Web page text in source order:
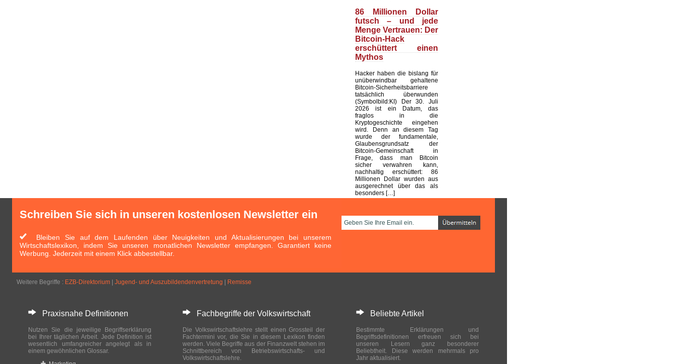
86 Millionen Dollar
futsch – und jede
Menge Vertrauen: Der
Bitcoin-Hack
erschüttert einen
Mythos
Hacker haben die bislang für
unüberwindbar gehaltene
Bitcoin-Sicherheitsbarriere
tatsächlich überwunden
(Symbolbild:KI) Der 30. Juli
2026 ist ein Datum, das
fraglos in die
Kryptogeschichte eingehen
wird. Denn an diesem Tag
wurde der fundamentale,
Glaubensgrundsatz der
Bitcoin-Gemeinschaft in
Frage, dass man Bitcoin
sicher verwahren kann,
nachhaltig erschüttert: 86
Millionen Dollar wurden aus
ausgerechnet über das als
besonders […]
Schreiben Sie sich in unseren kostenlosen Newsletter ein
Bleiben Sie auf dem Laufenden über Neuigkeiten und Aktualisierungen bei unserem
Wirtschaftslexikon, indem Sie unseren monatlichen Newsletter empfangen. Garantiert keine
Werbung. Jederzeit mit einem Klick abbestellbar.
Weitere Begriffe : EZB-Direktorium Jugend- und Auszubildendenvertretung Remisse
Praxisnahe Definitionen
Nutzen Sie die jeweilige Begriffserklärung
bei Ihrer täglichen Arbeit. Jede Definition ist
wesentlich umfangreicher angelegt als in
einem gewöhnlichen Glossar.
Fachbegriffe der Volkswirtschaft
Die Volkswirtschaftslehre stellt einen Grossteil der
Fachtermini vor, die Sie in diesem Lexikon finden
werden. Viele Begriffe aus der Finanzwelt stehen im
Schnittbereich von Betriebswirtschafts- und
Volkswirtschaftslehre.
Beliebte Artikel
Bestimmte Erklärungen und
Begriffsdefinitionen erfreuen sich bei
unseren Lesern ganz besonderer
Beliebtheit. Diese werden mehrmals pro
Jahr aktualisiert.